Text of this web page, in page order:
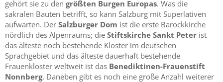
gehört sie zu den größten Burgen Europas. Was die
sakralen Bauten betrifft, so kann Salzburg mit Superlativen
aufwarten. Der Salzburger Dom ist die erste Barockkirche
nördlich des Alpenraums; die Stiftskirche Sankt Peter ist
das älteste noch bestehende Kloster im deutschen
Sprachgebiet und das älteste dauerhaft bestehende
Frauenkloster weltweit ist das Benediktinen-Frauenstift
Nonnberg. Daneben gibt es noch eine große Anzahl weiterer